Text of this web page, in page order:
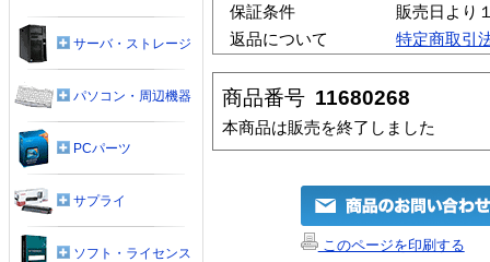
保証条件
販売日より
返品について
特定商取引
商品番号 11680268
本商品は販売を終了しました
このページを印刷する
サーバ・ストレージ
パソコン・周辺機器
PCパーツ
サプライ
ソフト・ライセンス